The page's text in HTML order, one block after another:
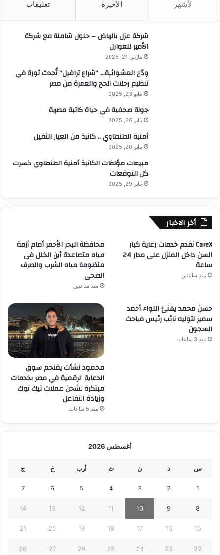
الأشهر الأخيرة تعليقات
شركة عزل بالرياض – حلول شاملة مع شركة
الأمير للعوازل
مارس 21, 2025
ودّع العشوائية… “شراع ترافيل” تُحدث ثورة في
تنظيم رحلات الحج والعمرة من مصر
مايو 23, 2025
جولة صحفية في حياة كاتبة مصرية
يناير 26, 2025
أمنية الطنطاوي .. كاتبة من العيار الثقيل
يناير 20, 2025
مبيعات مؤلفات الكاتبة أمنية الطنطاوي كسرت
كل التوقعات
يناير 29, 2025
أخر الاخبار
CareX تقدم خدمات رعاية كبار
السن داخل المنزل على مدار 24
ساعة
منذ ساعتين
محافظة البحر الأحمر أمام أزمة
مياه متصاعدة أين الخلل فى
منظومة مياه الشرب والصرف
الصحى
منذ ساعتين
حسن محمد يهنئ اللواء أحمد
سمير لتوليه نائب رئيس مباحث
السجون
منذ 3 ساعات
محمود نشأت يقتحم سوق
الدعاية الرقمية في مصر بخدمات
مبتكرة لشحن عملات تيك توك
وزيادة التفاعل
منذ 5 ساعات
أغسطس 2026
س د ن ث أرب خ ج
1
2
3
4
5
6
7
8
9
10
11
12
13
14
15
16
17
18
19
20
21
22
23
24
25
26
27
28